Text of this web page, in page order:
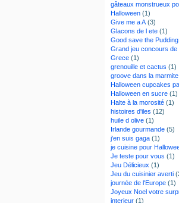
gâteaux monstrueux
Halloween (1)
Give me a A (3)
Glacons de l ete (1)
Good save the Pudding
Grand jeu concours de
Grece (1)
grenouille et cactus (1)
groove dans la marmite
Halloween cupcakes
Halloween en sucre (1)
Halte à la morosité (1)
histoires d'iles (12)
huile d olive (1)
Irlande gourmande (5)
j'en suis gaga (1)
je cuisine pour
Je teste pour vous (1)
Jeu Délicieux (1)
Jeu du cuisinier averti
journée de l'Europe (1)
Joyeux Noel votre
interieur (1)